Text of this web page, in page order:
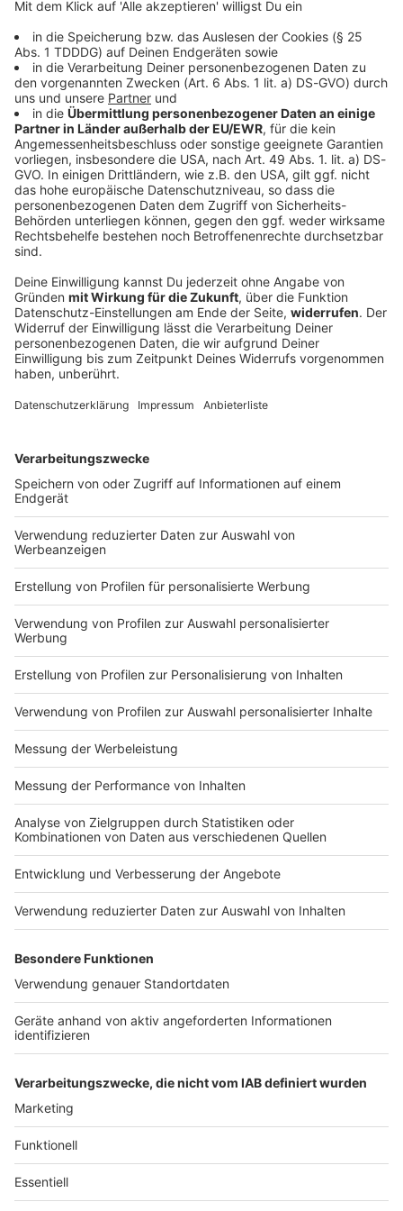
Dann seid jeden Sonntag gerne dabei bei uns: Immer
Facebook-Seiteunterwegs. Ihr könnt euch hier
kennenlernen und vielleicht folgt ihr anderen Paaren, die
sich über unseren Single-Sonntag kennengelernt haben. :)
Zur Facebook-Seite
Wir benötigen deine Zustimmung,
um Inhalte von Facebook
anzuzeigen.
Wir verwenden einen Service eines Drittanbieters,
um externe Inhalte einzubetten. Dieser Service kann
Daten zu deinen Aktivitäten sammeln. Bitte lese dir
die Details durch und stimme der Nutzung des
Service zu, um diese Inhalte anzuzeigen.
Akzeptieren & Inhalt anzeigen
Facebook Social Plugins
Verarbeitendes Unternehmen
4 Grand Canal Square, Grand Canal Harbour, Dublin, D02, Ireland
Details anzeigen
Impressum
Nutzungsbedingungen
Jobs
Presse
Werben
Archiv
ANTENNE BAYERN GROUP
Stiftung ANTENNE BAYERN
hilft
Teilnahmebedingungen
Grounding Page ANTENNE
BAYERN
Kontakt
Studio-Hotline
Verkehrs-Hotline
Datenschutz­erklärung
Newsletter